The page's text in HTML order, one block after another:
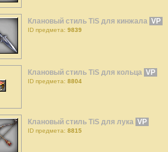
Клановый стиль TiS для кинжала VP
ID предмета: 9839
Клановый стиль TiS для кольца VP
ID предмета: 8804
Клановый стиль TiS для лука VP
ID предмета: 8815